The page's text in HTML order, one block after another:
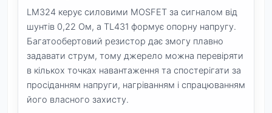
LM324 керує силовими MOSFET за сигналом від
шунтів 0,22 Ом, а TL431 формує опорну напругу.
Багатообертовий резистор дає змогу плавно
задавати струм, тому джерело можна перевіряти
в кількох точках навантаження та спостерігати за
просіданням напруги, нагріванням і спрацюванням
його власного захисту.